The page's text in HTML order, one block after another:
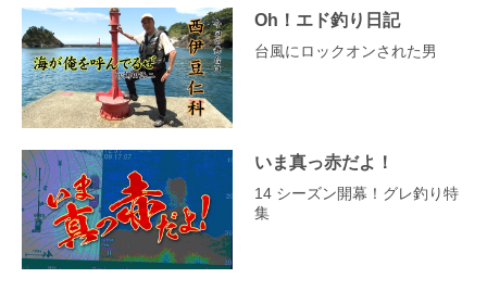
Oh！エド釣り日記
台風にロックオンされた男
いま真っ赤だよ！
14 シーズン開幕！グレ釣り特
集